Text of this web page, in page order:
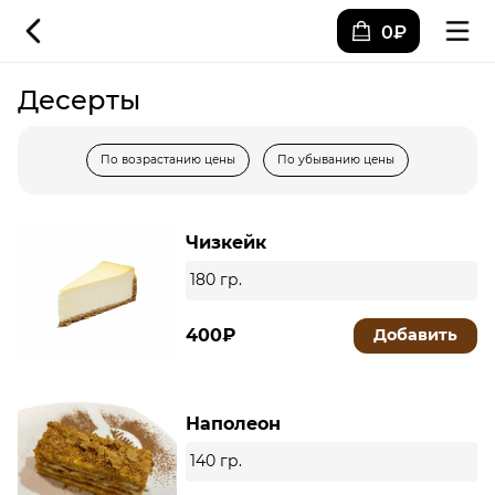
0₽
Десерты
По возрастанию цены По убыванию цены
Чизкейк
180 гр.
400₽ Добавить
Наполеон
140 гр.